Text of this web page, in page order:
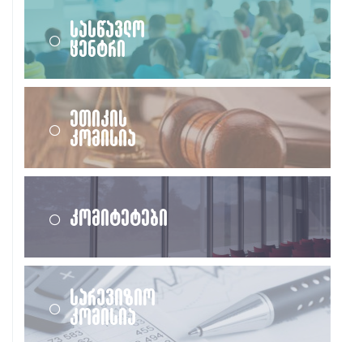
სასწავლო
ცენტრი
ეთიკის
კომისია
კომიტეტები
სარევიზიო
კომისია